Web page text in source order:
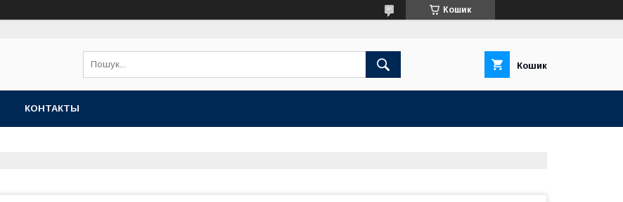
Кошик
Кошик
КОНТАКТЫ